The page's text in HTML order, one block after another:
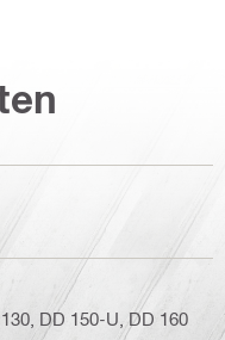
DD 150-U, DD 160